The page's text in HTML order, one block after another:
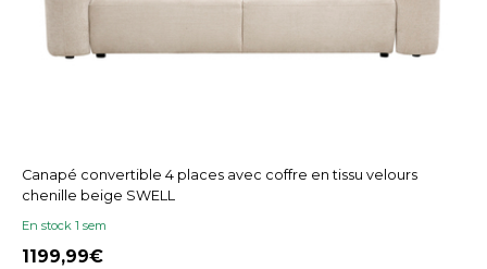
Canapé convertible 4 places avec coffre en tissu velours
chenille beige SWELL
En stock 1 sem
1199,99